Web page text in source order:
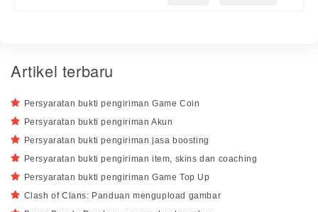
Artikel terbaru
Persyaratan bukti pengiriman Game Coin
Persyaratan bukti pengiriman Akun
Persyaratan bukti pengiriman jasa boosting
Persyaratan bukti pengiriman item, skins dan coaching
Persyaratan bukti pengiriman Game Top Up
Clash of Clans: Panduan mengupload gambar